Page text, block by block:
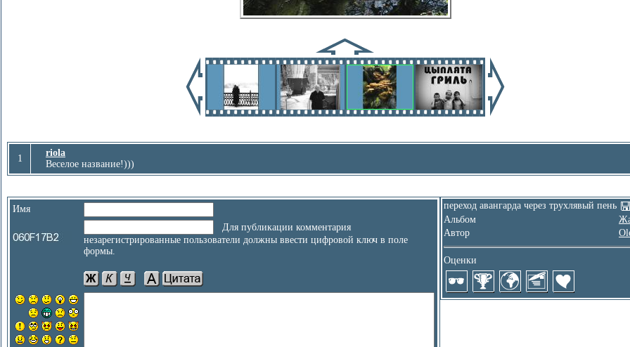
1
riola
Веселое название!)))
Имя
Для публикации комментария
незарегистрированные пользователи должны ввести цифровой ключ в поле
формы.
переход авангарда через трухлявый пень
Альбом
Автор
Оценки